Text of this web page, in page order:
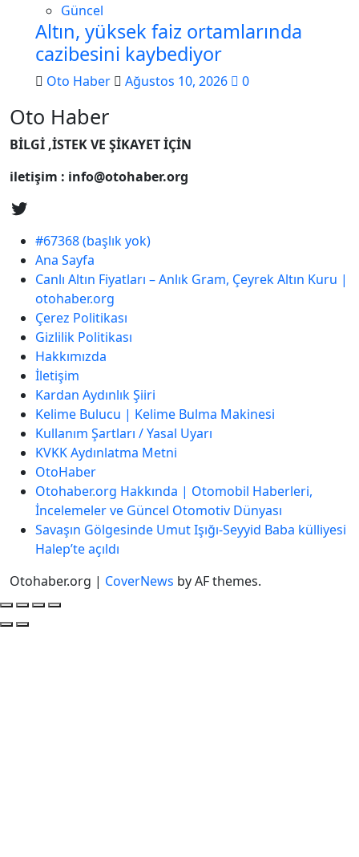
Güncel
Altın, yüksek faiz ortamlarında
cazibesini kaybediyor
Oto Haber Ağustos 10, 2026 0
Oto Haber
BİLGİ ,İSTEK VE ŞİKAYET İÇİN
iletişim : info@otohaber.org
#67368 (başlık yok)
Ana Sayfa
Canlı Altın Fiyatları – Anlık Gram, Çeyrek Altın Kuru |
otohaber.org
Çerez Politikası
Gizlilik Politikası
Hakkımızda
İletişim
Kardan Aydınlık Şiiri
Kelime Bulucu | Kelime Bulma Makinesi
Kullanım Şartları / Yasal Uyarı
KVKK Aydınlatma Metni
OtoHaber
Otohaber.org Hakkında | Otomobil Haberleri,
İncelemeler ve Güncel Otomotiv Dünyası
Savaşın Gölgesinde Umut Işığı-Seyyid Baba külliyesi
Halep’te açıldı
Otohaber.org | CoverNews by AF themes.